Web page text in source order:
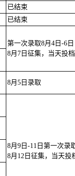
已结束
已结束
第一次录取8月4日-6日
8月7日征集，当天投档
8月5日录取
8月9日-11日第一次录
8月12日征集，当天投